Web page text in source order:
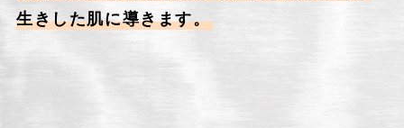
生きした肌に導きます。